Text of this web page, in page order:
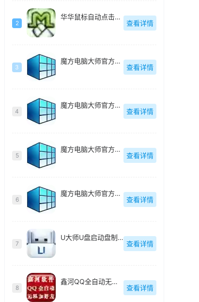
2
华华鼠标自动点击器绿色去广告版-v4.6
查看详情
3
魔方电脑大师官方最新版-v6.25
查看详情
4
魔方电脑大师官方最新版-v6.25
查看详情
5
魔方电脑大师官方最新版-v6.25
查看详情
6
魔方电脑大师官方最新版-v6.25
查看详情
7
U大师U盘启动盘制作工具【附教程】-v【】
查看详情
8
鑫河QQ全自动无限加好友神器-v2.2.3.6
查看详情